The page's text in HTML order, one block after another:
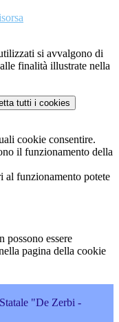
si avvalgono di
finalità illustrate nella
tutti i cookies
cookie consentire.
il funzionamento della
al funzionamento potete
possono essere
pagina della cookie
"De Zerbi -